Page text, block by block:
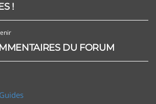
!
DU FORUM